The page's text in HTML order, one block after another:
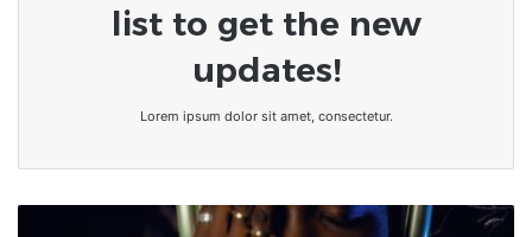
list to get the new
updates!
Lorem ipsum dolor sit amet, consectetur.